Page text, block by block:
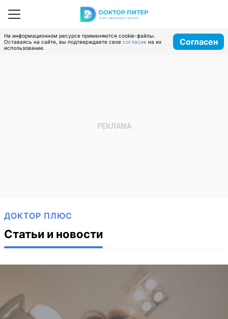
На информационном ресурсе применяются cookie-файлы.
Оставаясь на сайте, вы подтверждаете свое согласие на их
использование.
Согласен
ДОКТОР ПЛЮС
Статьи и новости